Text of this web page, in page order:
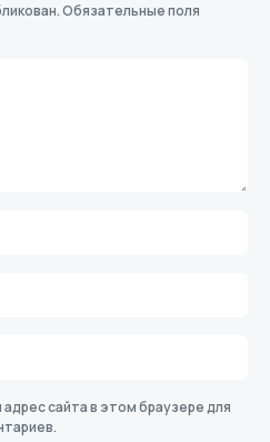
Обязательные поля
сайта в этом браузере для